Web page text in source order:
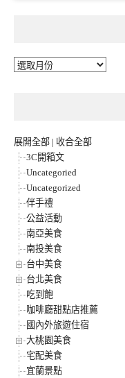
彙
展開全部 | 收合全部
3C開箱文
Uncategoried
Uncategorized
伴手禮
公益活動
南亞美食
南投美食
台中美食
台北美食
吃到飽
咖啡廳甜點店推薦
國內外旅遊住宿
大桃園美食
宅配美食
宜蘭景點